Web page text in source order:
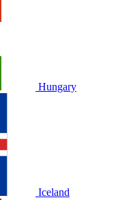
Hungary
Iceland